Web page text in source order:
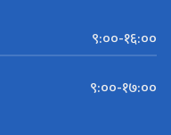
९:००-१६:००
९:००-१७:००